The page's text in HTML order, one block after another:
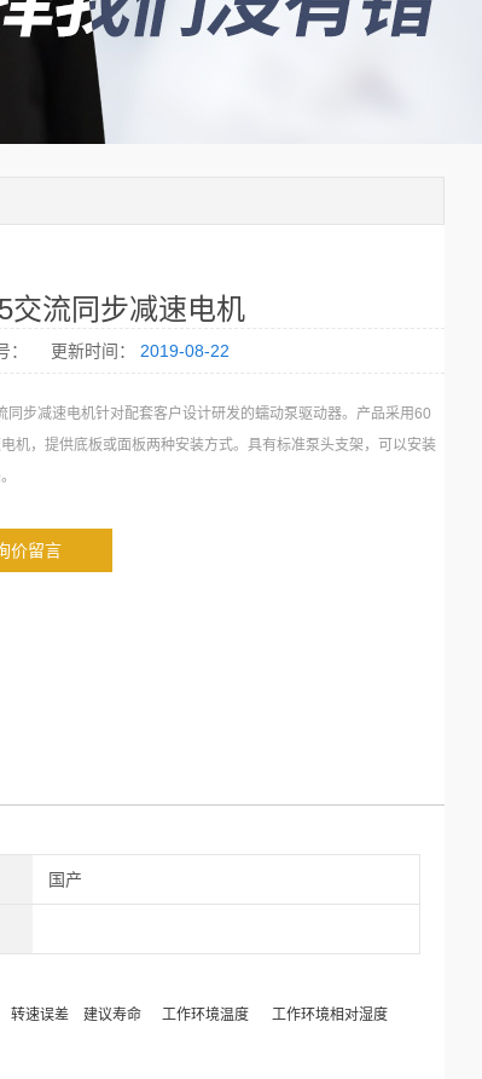
交流同步减速电机
： 更新时间： 2019-08-22
同步减速电机针对配套客户设计研发的蠕动泵驱动器。产品采用60
机，提供底板或面板两种安装方式。具有标准泵头支架，可以安装
价留言
国产
转速误差 建议寿命 工作环境温度
工作环境相对湿度